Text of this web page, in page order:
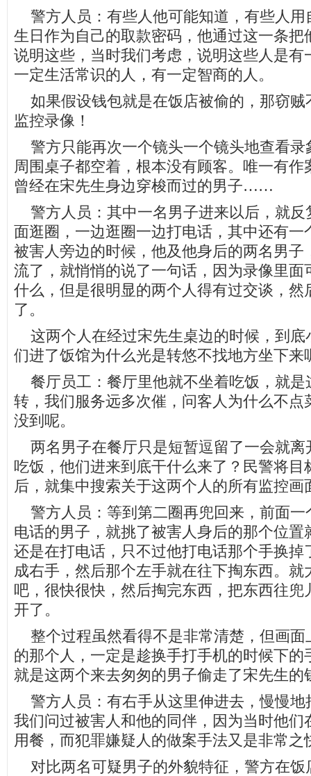
警方人员：有些人他可能知道，有些人用
生日作为自己的取款密码，他通过这一条把
说明这些，当时我们考虑，说明这些人是有
一定生活常识的人，有一定智商的人。
如果假设钱包就是在饭店被偷的，那窃贼
监控录像！
警方只能再次一个镜头一个镜头地查看录
周围桌子都空着，根本没有顾客。唯一有作
曾经在宋先生身边穿梭而过的男子……
警方人员：其中一名男子进来以后，就反
面逛圈，一边逛圈一边打电话，其中还有一
被害人旁边的时候，他及他身后的两名男子
流了，就悄悄的说了一句话，因为录像里面
什么，但是很明显的两个人得有过交谈，然
了。
这两个人在经过宋先生桌边的时候，到底
们进了饭馆为什么光是转悠不找地方坐下来
餐厅员工：餐厅里他就不坐着吃饭，就是
转，我们服务远多次催，问客人为什么不点
没到呢。
两名男子在餐厅只是短暂逗留了一会就离
吃饭，他们进来到底干什么来了？民警将目
后，就集中搜索关于这两个人的所有监控
警方人员：等到第二圈再兜回来，前面一
电话的男子，就挑了被害人身后的那个位置
还是在打电话，只不过他打电话那个手换掉
成右手，然后那个左手就在往下掏东西。就
吧，很快很快，然后掏完东西，把东西往兜
开了。
整个过程虽然看得不是非常清楚，但画面
的那个人，一定是趁换手打手机的时候下的
就是这两个来去匆匆的男子偷走了宋先生的
警方人员：有右手从这里伸进去，慢慢地
我们问过被害人和他的同伴，因为当时他们
用餐，而犯罪嫌疑人的做案手法又是非常之
对比两名可疑男子的外貌特征，警方在饭